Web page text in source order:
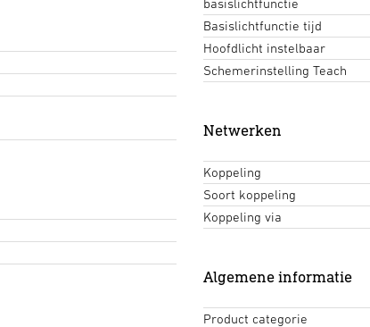
basislichtfunctie
Basislichtfunctie tijd
Hoofdlicht instelbaar
Schemerinstelling Teach
Netwerken
Koppeling
Soort koppeling
Koppeling via
Algemene informatie
Product categorie